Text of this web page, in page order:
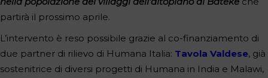
partirà il prossimo aprile.
L’intervento è reso possibile grazie al co-finanziamento di
due partner di rilievo di Humana Italia: Tavola Valdese, già
sostenitrice di diversi progetti di Humana in India e Malawi,